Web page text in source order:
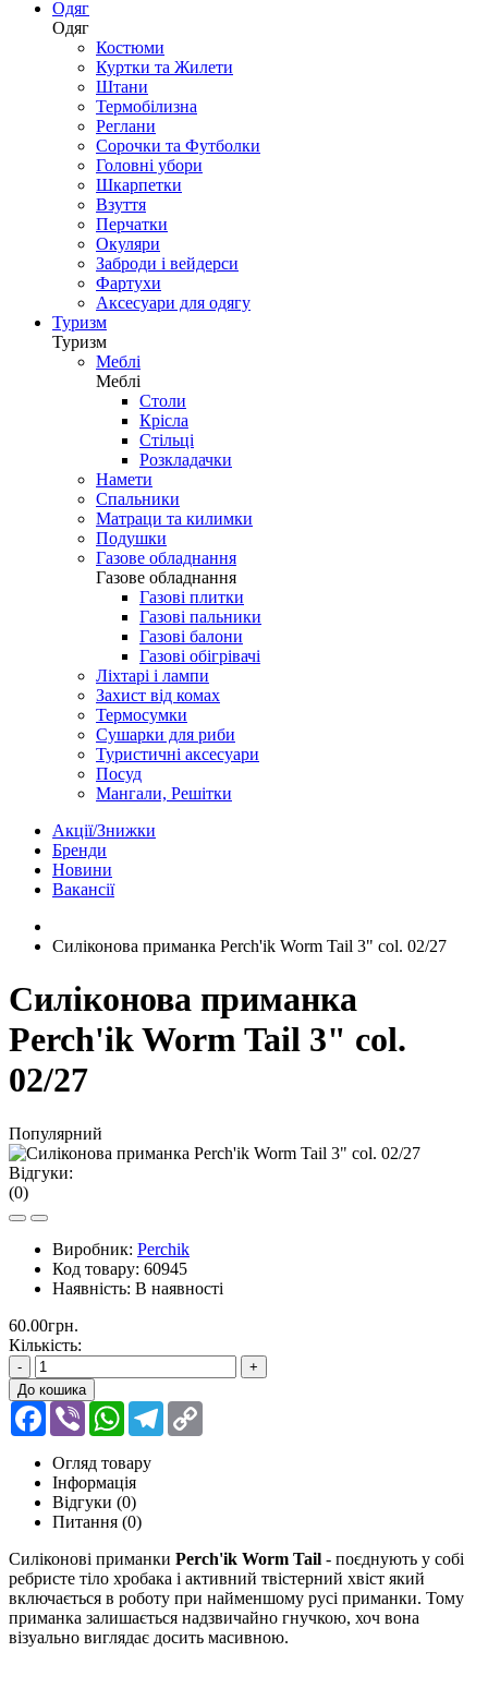
Одяг
Одяг
Костюми
Куртки та Жилети
Штани
Термобілизна
Реглани
Сорочки та Футболки
Головні убори
Шкарпетки
Взуття
Перчатки
Окуляри
Заброди і вейдерси
Фартухи
Аксесуари для одягу
Туризм
Туризм
Меблі
Меблі
Столи
Крісла
Стільці
Розкладачки
Намети
Спальники
Матраци та килимки
Подушки
Газове обладнання
Газове обладнання
Газові плитки
Газові пальники
Газові балони
Газові обігрівачі
Ліхтарі і лампи
Захист від комах
Термосумки
Сушарки для риби
Туристичні аксесуари
Посуд
Мангали, Решітки
Акції/Знижки
Бренди
Новини
Вакансії
Силіконова приманка Perch'ik Worm Tail 3" col. 02/27
Силіконова приманка
Perch'ik Worm Tail 3" col.
02/27
Популярний
Відгуки:
(0)
Виробник: Perchik
Код товару: 60945
Наявність: В наявності
60.00грн.
Кількість:
-
+
До кошика
Facebook
Viber WhatsApp
Telegram
Огляд товару
Інформація
Відгуки (0)
Питання (0)
Силіконові приманки Perch'ik Worm Tail - поєднують у собі
ребристе тіло хробака і активний твістерний хвіст який
включається в роботу при найменшому русі приманки. Тому
приманка залишається надзвичайно гнучкою, хоч вона
візуально виглядає досить масивною.